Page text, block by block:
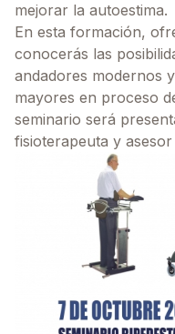
mejorar la autoestima.
En esta formación,
conocerás las
andadores modernos
mayores en proceso
seminario será
fisioterapeuta y